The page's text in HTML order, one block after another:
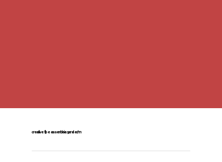
creative flip e assembleia geral echn